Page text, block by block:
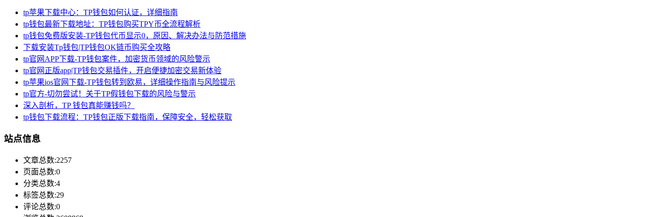
tp苹果下载中心：TP钱包如何认证，详细指南
tp钱包最新下载地址：TP钱包购买TPY币全流程解析
tp钱包免费版安装-TP钱包代币显示0，原因、解决办法与防范措施
下载安装Tp钱包|TP钱包OK链币购买全攻略
tp官网APP下载-TP钱包案件，加密货币领域的风险警示
tp官网正版app|TP钱包交易插件，开启便捷加密交易新体验
tp苹果ios官网下载-TP钱包转到欧易，详细操作指南与风险提示
tp官方-切勿尝试！关于TP假钱包下载的风险与警示
深入剖析，TP 钱包真能赚钱吗？
tp钱包下载流程：TP钱包正版下载指南，保障安全，轻松获取
站点信息
文章总数:2257
页面总数:0
分类总数:4
标签总数:29
评论总数:0